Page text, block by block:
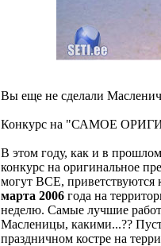
Вы еще не сделали
Конкурс на "САМОЕ
В этом году, как и в
конкурс на оригинальное
могут ВСЕ,
марта 2006 года на
неделю. Самые лучшие
Масленицы, какими...??
праздничном костре на